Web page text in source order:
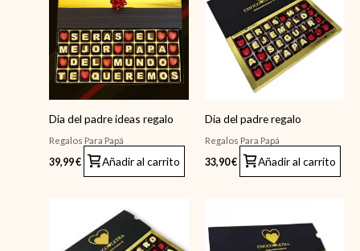
Dia del padre ideas regalo
Regalos Para Papá
39,99€ Añadir al carrito
Dia del padre regalo
Regalos Para Papá
33,90€ Añadir al carrito